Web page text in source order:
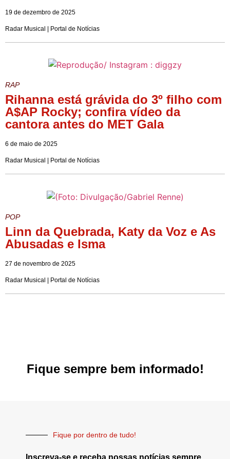
19 de dezembro de 2025
Radar Musical | Portal de Notícias
RAP
Rihanna está grávida do 3º filho com
A$AP Rocky; confira vídeo da
cantora antes do MET Gala
6 de maio de 2025
Radar Musical | Portal de Notícias
POP
Linn da Quebrada, Katy da Voz e As
Abusadas e Isma
27 de novembro de 2025
Radar Musical | Portal de Notícias
Fique sempre bem informado!
Fique por dentro de tudo!
Inscreva-se e receba nossas notícias sempre